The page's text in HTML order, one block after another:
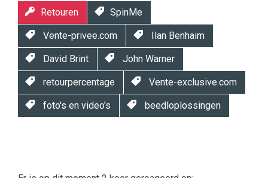
Retouren SpinMe
Vente-privee.com Ilan Benhaim
David Brint John Warner
retourpercentage Vente-exclusive.com
foto's en video's beedloplossingen
|